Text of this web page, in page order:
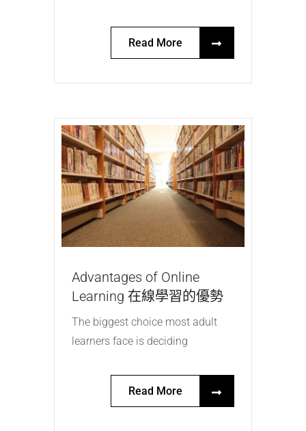
Read More
Advantages of Online
Learning 在線學習的優勢
The biggest choice most adult
learners face is deciding
Read More